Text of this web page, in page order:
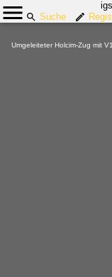
Suche
Umgeleiteter Holcim-Zug mit